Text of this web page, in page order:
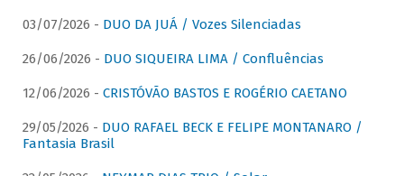
03/07/2026 - DUO DA JUÁ / Vozes Silenciadas
26/06/2026 - DUO SIQUEIRA LIMA / Confluências
12/06/2026 - CRISTÓVÃO BASTOS E ROGÉRIO CAETANO
29/05/2026 - DUO RAFAEL BECK E FELIPE MONTANARO /
Fantasia Brasil